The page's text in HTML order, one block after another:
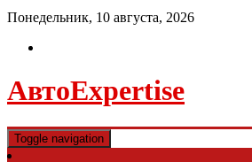
Понедельник, 10 августа, 2026
АвтоExpertise
Toggle navigation